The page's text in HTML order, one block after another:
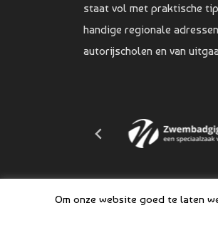
staat vol met praktische
handige regionale
autorijscholen en van
Om onze website goed te laten